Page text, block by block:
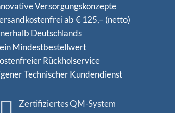
Versorgungskonzepte
ab € 125,– (netto)
Deutschlands
Mindestbestellwert
Rückholservice
Technischer Kundendienst
Zertifiziertes QM-System